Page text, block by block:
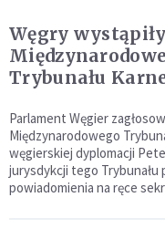
Węgry
Trybunału
Parlament Węgier
Międzynarodowego
węgierskiej dyplomacji
jurysdykcji tego Trybunału
powiadomienia na ręce